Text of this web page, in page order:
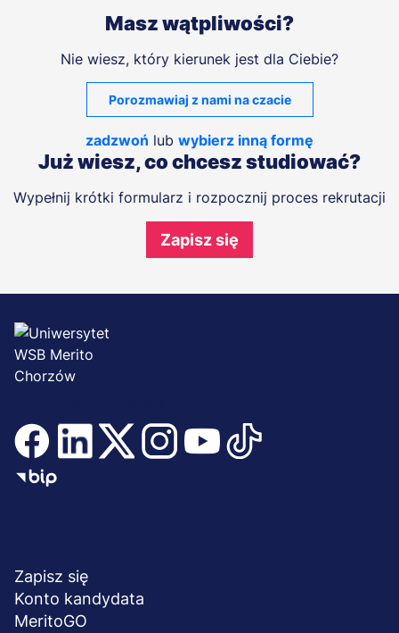
Masz wątpliwości?
Nie wiesz, który kierunek jest dla Ciebie?
Porozmawiaj z nami na czacie
zadzwoń lub wybierz inną formę
Już wiesz, co chcesz studiować?
Wypełnij krótki formularz i rozpocznij proces rekrutacji
Zapisz się
stopka
Zapisz się
Konto kandydata
MeritoGO